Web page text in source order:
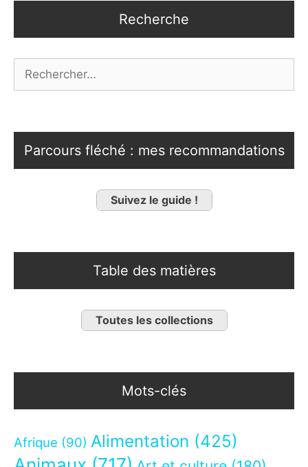
Recherche
Parcours fléché : mes recommandations
Suivez le guide !
Table des matières
Toutes les collections
Mots-clés
Afrique (90) Alimentation (425)